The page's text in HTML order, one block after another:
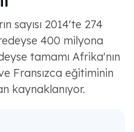
sayısı 2014'te 274
400 milyona
tamamı Afrika'nın
Fransızca eğitiminin
kaynaklanıyor.